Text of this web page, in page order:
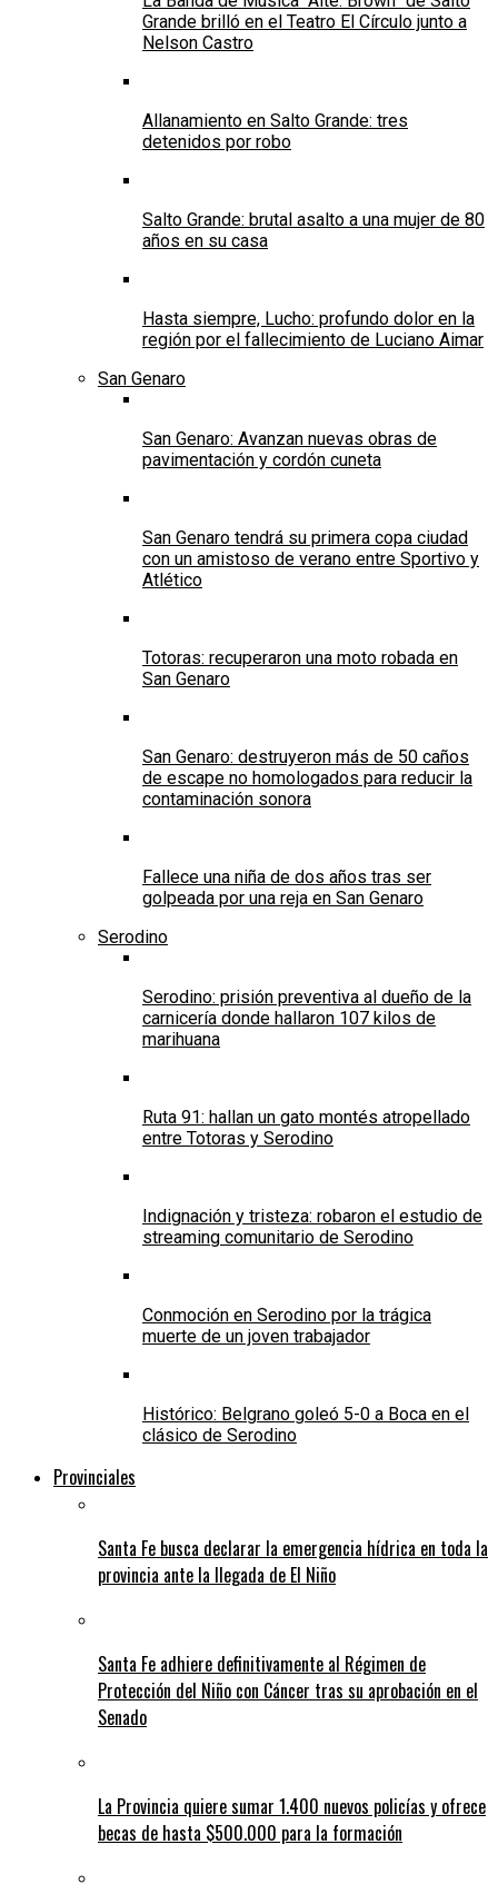
Grande brilló en el Teatro El Círculo junto a
Nelson Castro
Allanamiento en Salto Grande: tres
detenidos por robo
Salto Grande: brutal asalto a una mujer de 80
años en su casa
Hasta siempre, Lucho: profundo dolor en la
región por el fallecimiento de Luciano Aimar
San Genaro
San Genaro: Avanzan nuevas obras de
pavimentación y cordón cuneta
San Genaro tendrá su primera copa ciudad
con un amistoso de verano entre Sportivo y
Atlético
Totoras: recuperaron una moto robada en
San Genaro
San Genaro: destruyeron más de 50 caños
de escape no homologados para reducir la
contaminación sonora
Fallece una niña de dos años tras ser
golpeada por una reja en San Genaro
Serodino
Serodino: prisión preventiva al dueño de la
carnicería donde hallaron 107 kilos de
marihuana
Ruta 91: hallan un gato montés atropellado
entre Totoras y Serodino
Indignación y tristeza: robaron el estudio de
streaming comunitario de Serodino
Conmoción en Serodino por la trágica
muerte de un joven trabajador
Histórico: Belgrano goleó 5-0 a Boca en el
clásico de Serodino
Provinciales
Santa Fe busca declarar la emergencia hídrica en toda la
provincia ante la llegada de El Niño
Santa Fe adhiere definitivamente al Régimen de
Protección del Niño con Cáncer tras su aprobación en el
Senado
La Provincia quiere sumar 1.400 nuevos policías y ofrece
becas de hasta $500.000 para la formación